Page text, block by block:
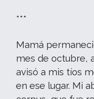
***
Mamá
mes de octubre,
avisó a mis tíos
en ese lugar. Mi